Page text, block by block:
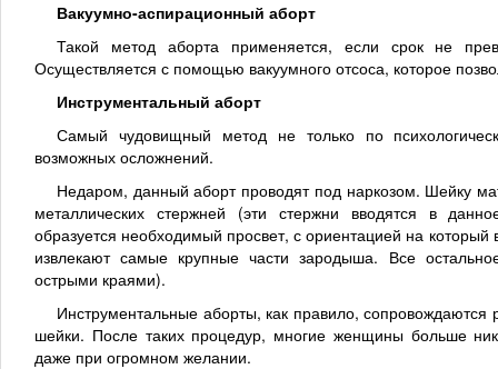
Вакуумно-аспирационный аборт
Такой метод аборта применяется, если срок не
Осуществляется с помощью вакуумного отсоса, которое
Инструментальный аборт
Самый чудовищный метод не только по
возможных осложнений.
Недаром, данный аборт проводят под наркозом. Шейку
металлических стержней (эти стержни вводятся в
образуется необходимый просвет, с ориентацией на
извлекают самые крупные части зародыша. Все
острыми краями).
Инструментальные аборты, как правило,
шейки. После таких процедур, многие женщины больше
даже при огромном желании.